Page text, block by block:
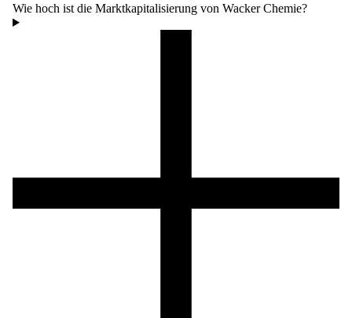
Wie hoch ist die Marktkapitalisierung von Wacker Chemie?